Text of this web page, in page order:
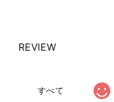
REVIEW
すべて